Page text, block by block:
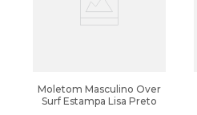
Moletom Masculino Over
Surf Estampa Lisa Preto